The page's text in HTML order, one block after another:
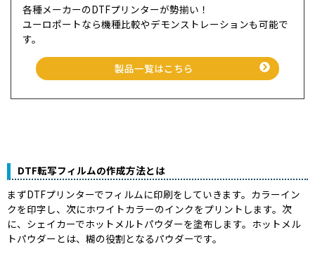
各種メーカーのDTFプリンターが勢揃い！
ユーロポートなら機種比較やデモンストレーションも可能で
す。
製品一覧はこちら
DTF転写フィルムの作成方法とは
まずDTFプリンターでフィルムに印刷をしていきます。カラーイン
クを印字し、次にホワイトカラーのインクをプリントします。次
に、シェイカーでホットメルトパウダーを塗布します。ホットメル
トパウダーとは、糊の役割となるパウダーです。